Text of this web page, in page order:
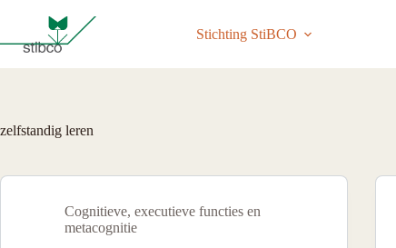
de
inhoud
Stichting StiBCO
zelfstandig leren
Cognitieve, executieve functies en
metacognitie